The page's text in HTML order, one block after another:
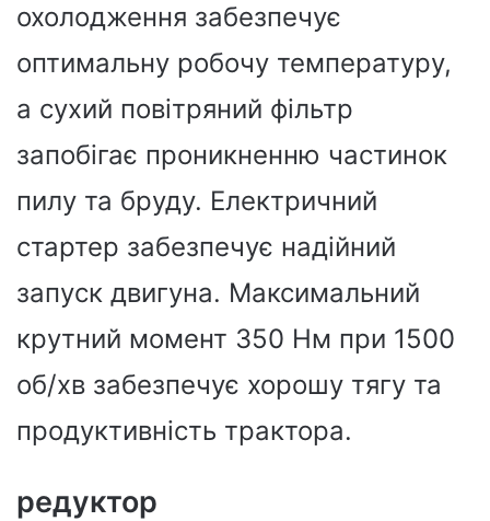
охолодження забезпечує
оптимальну робочу температуру,
а сухий повітряний фільтр
запобігає проникненню частинок
пилу та бруду. Електричний
стартер забезпечує надійний
запуск двигуна. Максимальний
крутний момент 350 Нм при 1500
об/хв забезпечує хорошу тягу та
продуктивність трактора.
редуктор